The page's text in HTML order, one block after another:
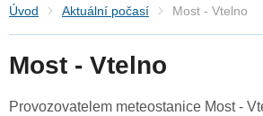
Úvod Aktuální počasí Most - Vtelno
Most - Vtelno
Provozovatelem meteostanice Most -